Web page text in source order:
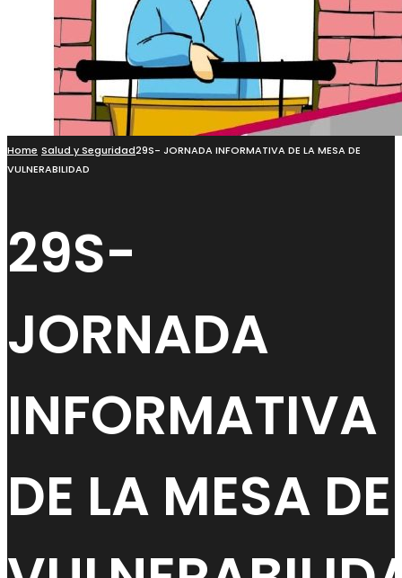
Home Salud y Seguridad29S- JORNADA INFORMATIVA DE LA MESA DE
VULNERABILIDAD
29S-
JORNADA
INFORMATIVA
DE LA MESA DE